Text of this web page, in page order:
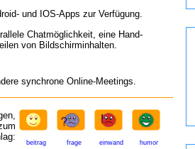
und IOS-Apps zur Verfügung.
Chatmöglichkeit, eine Hand-
von Bildschirminhalten.
synchrone Online-Meetings.
beitrag frage einwand humor